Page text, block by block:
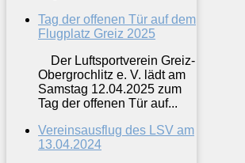
Tag der offenen Tür auf dem
Flugplatz Greiz 2025
Der Luftsportverein Greiz-
Obergrochlitz e. V. lädt am
Samstag 12.04.2025 zum
Tag der offenen Tür auf...
Vereinsausflug des LSV am
13.04.2024